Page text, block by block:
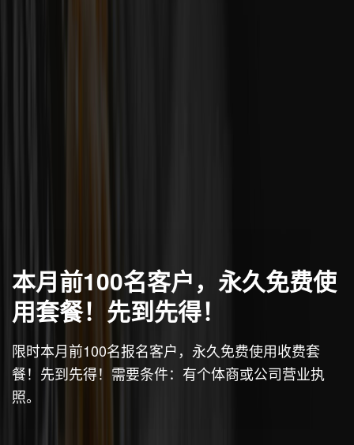
本月前100名客户，永久免费使
用套餐！先到先得！
限时本月前100名报名客户，永久免费使用收费套
餐！先到先得！需要条件：有个体商或公司营业执
照。